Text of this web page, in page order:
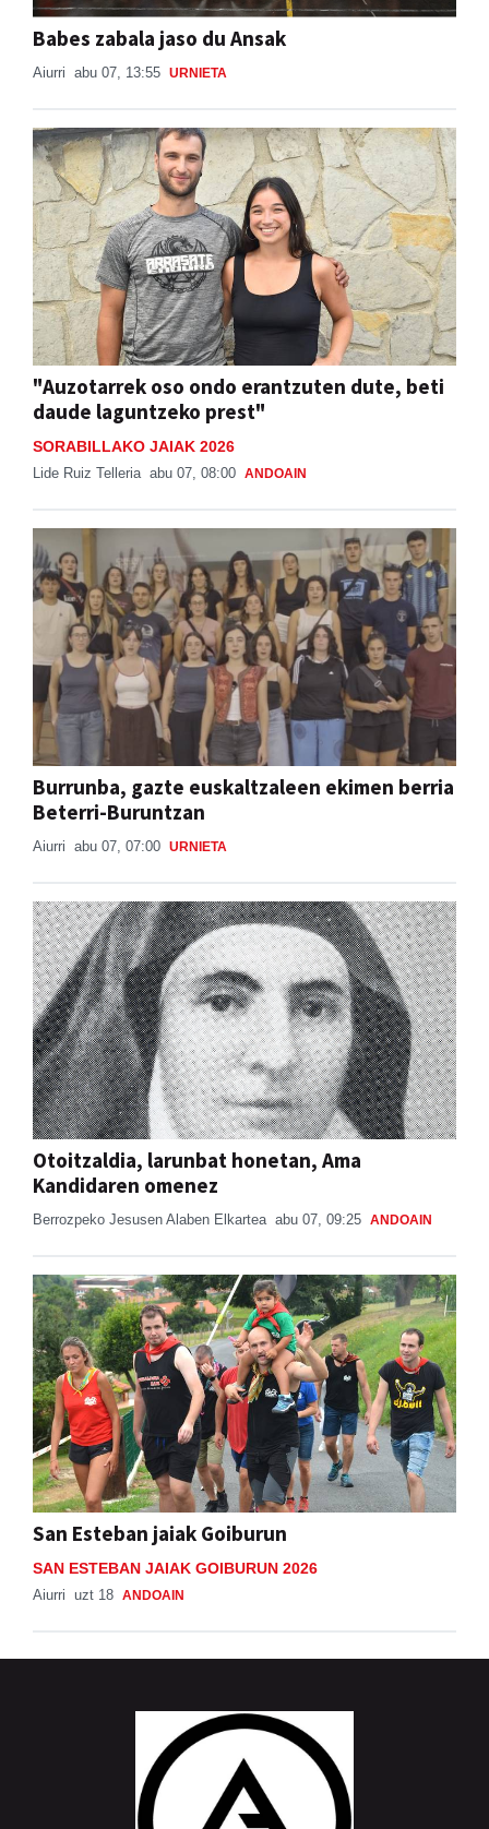
Babes zabala jaso du Ansak
Aiurri abu 07, 13:55 URNIETA
"Auzotarrek oso ondo erantzuten dute, beti
daude laguntzeko prest"
SORABILLAKO JAIAK 2026
Lide Ruiz Telleria abu 07, 08:00 ANDOAIN
Burrunba, gazte euskaltzaleen ekimen berria
Beterri-Buruntzan
Aiurri abu 07, 07:00 URNIETA
Otoitzaldia, larunbat honetan, Ama
Kandidaren omenez
Berrozpeko Jesusen Alaben Elkartea abu 07, 09:25 ANDOAIN
San Esteban jaiak Goiburun
SAN ESTEBAN JAIAK GOIBURUN 2026
Aiurri uzt 18 ANDOAIN